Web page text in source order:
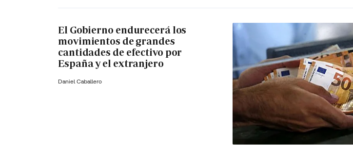
El Gobierno endurecerá los
movimientos de grandes
cantidades de efectivo por
España y el extranjero
Daniel Caballero